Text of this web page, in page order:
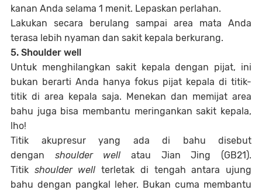
kanan Anda selama 1 menit. Lepaskan perlahan.
Lakukan secara berulang sampai area mata Anda
terasa lebih nyaman dan sakit kepala berkurang.
5. Shoulder well
Untuk menghilangkan sakit kepala dengan pijat, ini
bukan berarti Anda hanya fokus pijat kepala di titik-
titik di area kepala saja. Menekan dan memijat area
bahu juga bisa membantu meringankan sakit kepala,
lho!
Titik akupresur yang ada di bahu disebut
dengan shoulder wellatau Jian Jing (GB21).
Titik shoulder wellterletak di tengah antara ujung
bahu dengan pangkal leher. Bukan cuma membantu